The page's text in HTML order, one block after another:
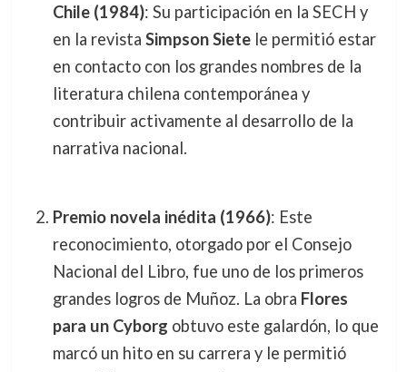
Chile (1984): Su participación en la SECH y
en la revista Simpson Sietele permitió estar
en contacto con los grandes nombres de la
literatura chilena contemporánea y
contribuir activamente al desarrollo de la
narrativa nacional.
Premio novela inédita (1966): Este
reconocimiento, otorgado por el Consejo
Nacional del Libro, fue uno de los primeros
grandes logros de Muñoz. La obra Flores
para un Cyborg obtuvo este galardón, lo que
marcó un hito en su carrera y le permitió